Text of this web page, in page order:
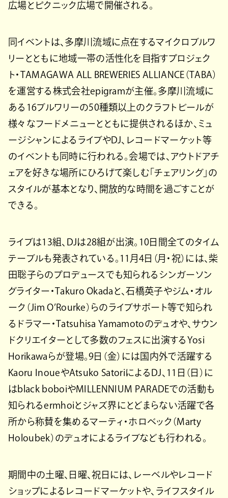
広場とピクニック広場で開催される。
同イベントは、多摩川流域に点在するマイクロブルワ
リーとともに地域一帯の活性化を目指すプロジェク
ト・TAMAGAWA ALL BREWERIES ALLIANCE（TABA）
を運営する株式会社epigramが主催。多摩川流域に
ある16ブルワリーの50種類以上のクラフトビールが
様々なフードメニューとともに提供されるほか、ミュ
ージシャンによるライブやDJ、レコードマーケット等
のイベントも同時に行われる。会場では、アウトドアチ
ェアを好きな場所にひろげて楽しむ「チェアリング」の
スタイルが基本となり、開放的な時間を過ごすことが
できる。
ライブは13組、DJは28組が出演。10日間全てのタイム
テーブルも発表されている。11月4日（月・祝）には、柴
田聡子らのプロデュースでも知られるシンガーソン
グライター・Takuro Okadaと、石橋英子やジム・オル
ーク（Jim O’Rourke）らのライブサポート等で知られ
るドラマー・Tatsuhisa Yamamotoのデュオや、サウン
ドクリエイターとして多数のフェスに出演するYosi
Horikawaらが登場。9日（金）には国内外で活躍する
Kaoru InoueやAtsuko SatoriによるDJ、11日（日）に
はblack boboiやMILLENNIUM PARADEでの活動も
知られるermhoiとジャズ界にとどまらない活躍で各
所から称賛を集めるマーティ・ホロベック（Marty
Holoubek）のデュオによるライブなども行われる。
期間中の土曜、日曜、祝日には、レーベルやレコード
ショップによるレコードマーケットや、ライフスタイル